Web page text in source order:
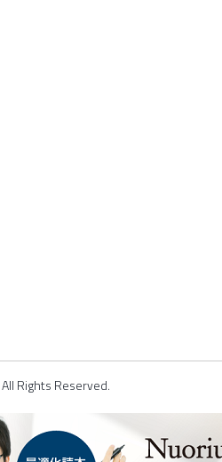
Rights Reserved.